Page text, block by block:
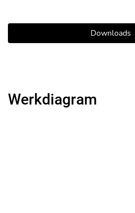
Downloads
Werkdiagram